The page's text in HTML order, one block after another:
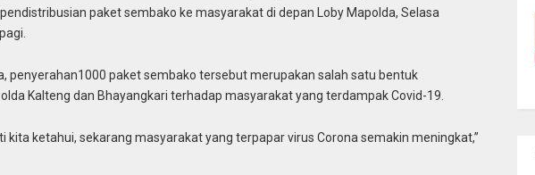
paket sembako ke masyarakat di depan Loby Mapolda, Selasa
penyerahan1000 paket sembako tersebut merupakan salah satu bentuk
Kalteng dan Bhayangkari terhadap masyarakat yang terdampak Covid-19.
kita ketahui, sekarang masyarakat yang terpapar virus Corona semakin meningkat,”